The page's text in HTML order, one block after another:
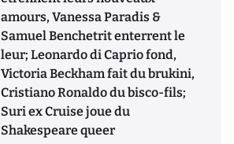
amours, Vanessa Paradis &
Samuel Benchetrit enterrent le
leur; Leonardo di Caprio fond,
Victoria Beckham fait du brukini,
Cristiano Ronaldo du bisco-fils;
Suri ex Cruise joue du
Shakespeare queer